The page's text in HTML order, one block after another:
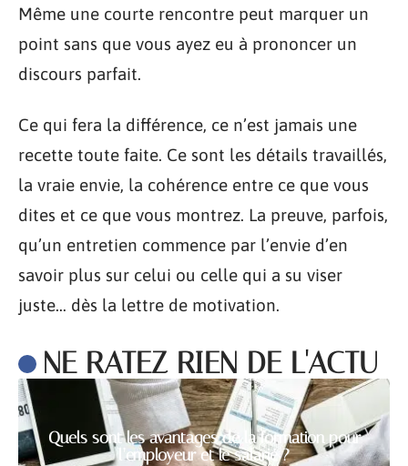
Même une courte rencontre peut marquer un
point sans que vous ayez eu à prononcer un
discours parfait.
Ce qui fera la différence, ce n’est jamais une
recette toute faite. Ce sont les détails travaillés,
la vraie envie, la cohérence entre ce que vous
dites et ce que vous montrez. La preuve, parfois,
qu’un entretien commence par l’envie d’en
savoir plus sur celui ou celle qui a su viser
juste… dès la lettre de motivation.
NE RATEZ RIEN DE L'ACTU
Quels sont les avantages de la formation pour
l’employeur et le salarié ?